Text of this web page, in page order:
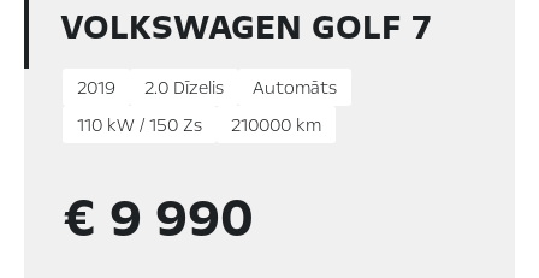
VOLKSWAGEN GOLF 7
2019 2.0 Dīzelis
Automāts
110 kW / 150 Zs
210000 km
€ 9 990